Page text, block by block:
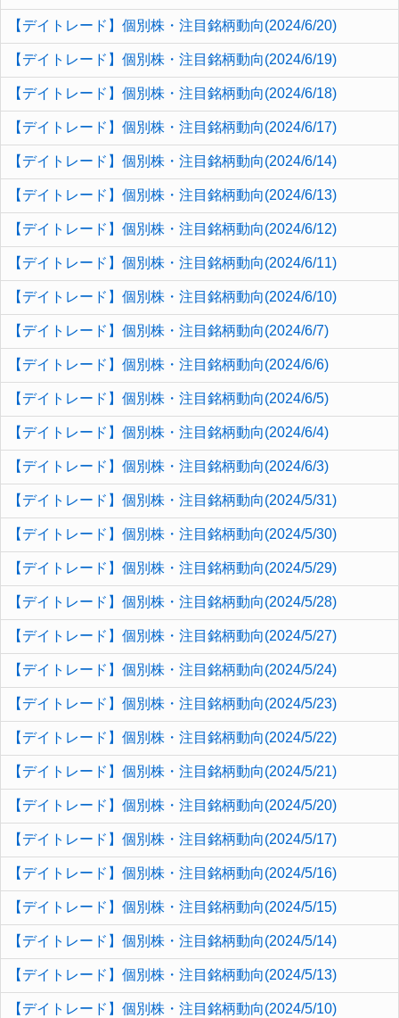
【デイトレード】個別株・注目銘柄動向(2024/6/20)
【デイトレード】個別株・注目銘柄動向(2024/6/19)
【デイトレード】個別株・注目銘柄動向(2024/6/18)
【デイトレード】個別株・注目銘柄動向(2024/6/17)
【デイトレード】個別株・注目銘柄動向(2024/6/14)
【デイトレード】個別株・注目銘柄動向(2024/6/13)
【デイトレード】個別株・注目銘柄動向(2024/6/12)
【デイトレード】個別株・注目銘柄動向(2024/6/11)
【デイトレード】個別株・注目銘柄動向(2024/6/10)
【デイトレード】個別株・注目銘柄動向(2024/6/7)
【デイトレード】個別株・注目銘柄動向(2024/6/6)
【デイトレード】個別株・注目銘柄動向(2024/6/5)
【デイトレード】個別株・注目銘柄動向(2024/6/4)
【デイトレード】個別株・注目銘柄動向(2024/6/3)
【デイトレード】個別株・注目銘柄動向(2024/5/31)
【デイトレード】個別株・注目銘柄動向(2024/5/30)
【デイトレード】個別株・注目銘柄動向(2024/5/29)
【デイトレード】個別株・注目銘柄動向(2024/5/28)
【デイトレード】個別株・注目銘柄動向(2024/5/27)
【デイトレード】個別株・注目銘柄動向(2024/5/24)
【デイトレード】個別株・注目銘柄動向(2024/5/23)
【デイトレード】個別株・注目銘柄動向(2024/5/22)
【デイトレード】個別株・注目銘柄動向(2024/5/21)
【デイトレード】個別株・注目銘柄動向(2024/5/20)
【デイトレード】個別株・注目銘柄動向(2024/5/17)
【デイトレード】個別株・注目銘柄動向(2024/5/16)
【デイトレード】個別株・注目銘柄動向(2024/5/15)
【デイトレード】個別株・注目銘柄動向(2024/5/14)
【デイトレード】個別株・注目銘柄動向(2024/5/13)
【デイトレード】個別株・注目銘柄動向(2024/5/10)